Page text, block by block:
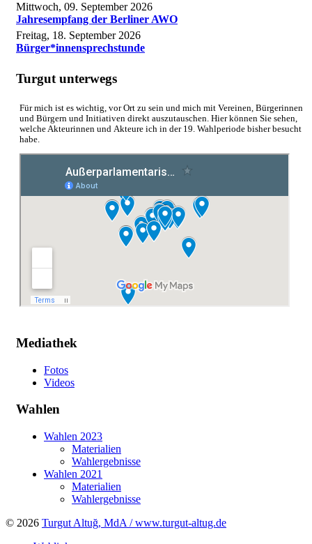
Mittwoch, 09. September 2026
Jahresempfang der Berliner AWO
Freitag, 18. September 2026
Bürger*innensprechstunde
Turgut unterwegs
Für mich ist es wichtig, vor Ort zu sein und mich mit Vereinen, Bürgerinnen
und Bürgern und Initiativen direkt auszutauschen. Hier können Sie sehen,
welche Akteurinnen und Akteure ich in der 19. Wahlperiode bisher besucht
habe.
Mediathek
Fotos
Videos
Wahlen
Wahlen 2023
Materialien
Wahlergebnisse
Wahlen 2021
Materialien
Wahlergebnisse
© 2026 Turgut Altuğ, MdA / www.turgut-altug.de